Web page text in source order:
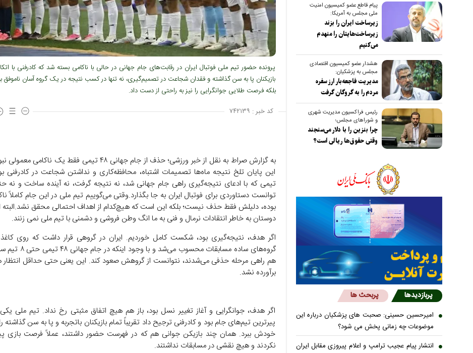
پرونده حضور تیم ملی فوتبال ایران در رقابت‌های جام جهانی در حالی با ناکامی بسته شد که کادرفنی با
بازیکنان پا به سن گذاشته و فقدان شجاعت در تصمیم‌گیری، نه تنها در کسب نتیجه در یک گروه آسان ناموفق
بلکه فرصت طلایی جوانگرایی را نیز به راحتی از دست داد.
کد خبر : ۷۴۲۱۳۹
به گزارش صراط به نقل از خبر ورزشی؛ حذف از جام جهانی ۴۸ تیمی فقط یک ناکامی
این پایان تلخ نتیجه ماه‌ها تصمیمات اشتباه، محافظه‌کاری و نداشتن شجاعت در کادرفنی
تیمی که با ادعای نتیجه‌گیری راهی جام جهانی شد، نه نتیجه گرفت، نه آینده ساخت و نه
توانست دستاوردی برای فوتبال ایران به جا بگذارد.وقتی می‌گوییم تیم ملی در این جام کاملاً
بوده، دلیلش فقط حذف نیست؛ بلکه این است که هیچ‌کدام از اهداف احتمالی محقق نشد.البته
دوستان به خاطر انتقادات نرمال و فنی به ما انگ وطن فروشی و دشمنی با تیم ملی نمی زنند.
اگر هدف، نتیجه‌گیری بود، شکست کامل خوردیم. ایران در گروهی قرار داشت که روی کاغذ
گروه‌های ساده مسابقات محسوب می‌شد و با وجود اینکه در
هم راهی مرحله حذفی می‌شدند، نتوانست از گروهش صعود کند. این یعنی حتی حداقل انتظار
برآورده نشد.
اگر هدف، جوانگرایی و آغاز تغییر نسل بود، باز هم هیچ اتفاق مثبتی رخ نداد. تیم ملی
پیرترین تیم‌های جام بود و کادرفنی ترجیح داد تقریباً تمام بازیکنان باتجربه و پا به سن گذاشته
خودش ببرد. همان چند بازیکن جوانی هم که در فهرست حضور داشتند، عملاً فرصت بازی
نکردند و هیچ نقشی در مسابقات نداشتند.
پیام قاطع عضو کمیسیون امنیت
ملی مجلس به آمریکا:
زیرساخت ایران را بزند
زیرساخت‌هایتان را منهدم
می‌کنیم
هشدار عضو کمیسیون اقتصادی
مجلس به پزشکیان:
مدیریت فاجعه‌بار ارز سفره
مردم را به گروگان گرفت
رئیس فراکسیون مدیریت شهری
و شوراهای مجلس؛
چرا بنزین را با دلار می‌سنجند
وقتی حقوق‌ها ریالی است؟
پربازدیدها پربحث ها
امیرحسین حسینی: صحبت های پزشکیان درباره این
موضوعات چه زمانی پخش می شود؟
انتشار پیام عجیب ترامپ و اعلام پیروزی مقابل ایران